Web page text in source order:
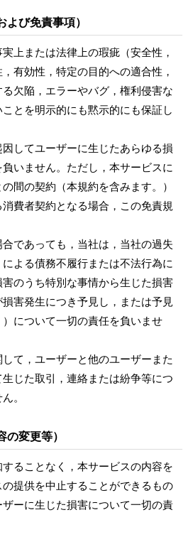
よび免責事項）
上または法律上の瑕疵（安全性，
有効性，特定の目的への適合性，
欠陥，エラーやバグ，権利侵害な
とを明示的にも黙示的にも保証し
してユーザーに生じたあらゆる損
いません。ただし，本サービスに
間の契約（本規約を含みます。）
費者契約となる場合，この免責規
であっても，当社は，当社の過失
による債務不履行または不法行為に
のうち特別な事情から生じた損害
損害発生につき予見し，または予見
について一切の責任を負いませ
て，ユーザーと他のユーザーまた
じた取引，連絡または紛争等につ
。
の変更等）
ることなく，本サービスの内容を
提供を中止することができるもの
ーに生じた損害について一切の責